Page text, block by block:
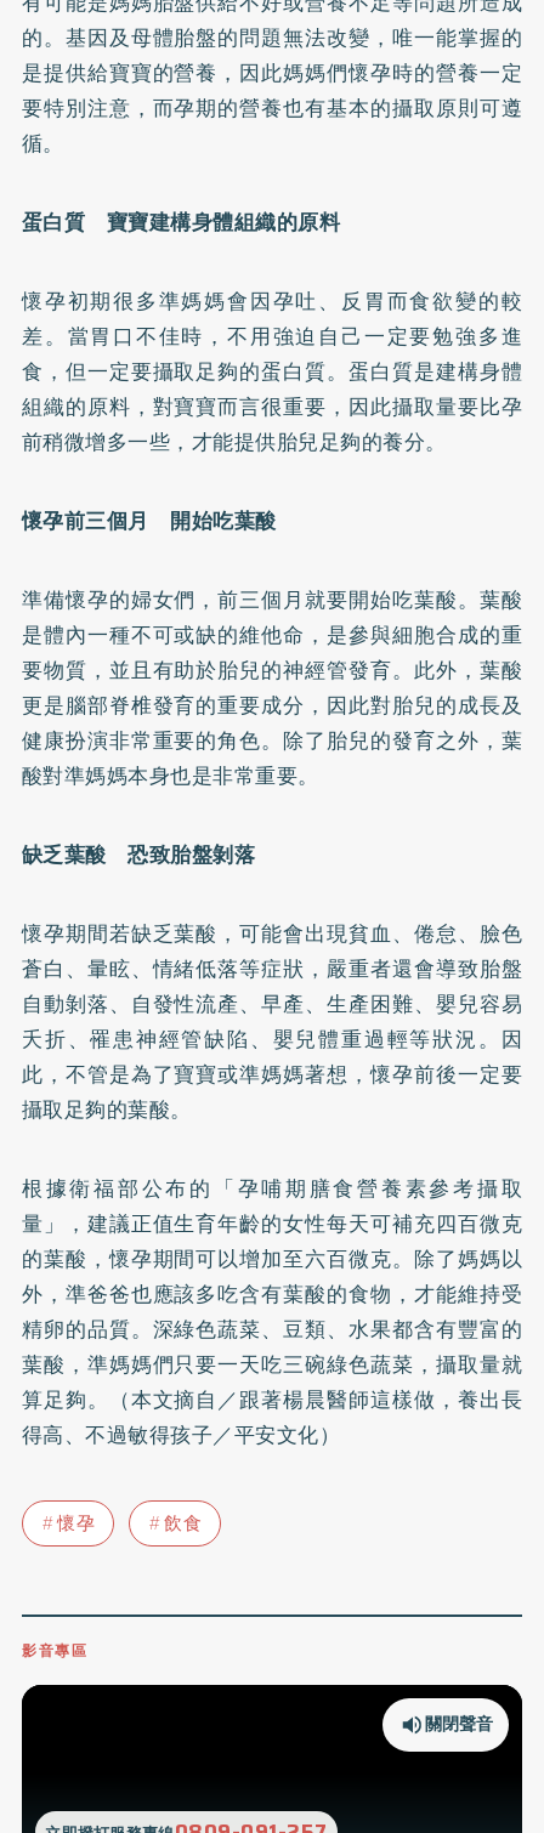
的。基因及母體胎盤的問題無法改變，唯一能掌握的
是提供給寶寶的營養，因此媽媽們懷孕時的營養一定
要特別注意，而孕期的營養也有基本的攝取原則可遵
循。
蛋白質 寶寶建構身體組織的原料
懷孕初期很多準媽媽會因孕吐、反胃而食欲變的較
差。當胃口不佳時，不用強迫自己一定要勉強多進
食，但一定要攝取足夠的蛋白質。蛋白質是建構身體
組織的原料，對寶寶而言很重要，因此攝取量要比孕
前稍微增多一些，才能提供胎兒足夠的養分。
懷孕前三個月 開始吃葉酸
準備懷孕的婦女們，前三個月就要開始吃葉酸。葉酸
是體內一種不可或缺的維他命，是參與細胞合成的重
要物質，並且有助於胎兒的神經管發育。此外，葉酸
更是腦部脊椎發育的重要成分，因此對胎兒的成長及
健康扮演非常重要的角色。除了胎兒的發育之外，葉
酸對準媽媽本身也是非常重要。
缺乏葉酸 恐致胎盤剝落
懷孕期間若缺乏葉酸，可能會出現貧血、倦怠、臉色
蒼白、暈眩、情緒低落等症狀，嚴重者還會導致胎盤
自動剝落、自發性流產、早產、生產困難、嬰兒容易
夭折、罹患神經管缺陷、嬰兒體重過輕等狀況。因
此，不管是為了寶寶或準媽媽著想，懷孕前後一定要
攝取足夠的葉酸。
根據衛福部公布的「孕哺期膳食營養素參考攝取
量」，建議正值生育年齡的女性每天可補充四百微克
的葉酸，懷孕期間可以增加至六百微克。除了媽媽以
外，準爸爸也應該多吃含有葉酸的食物，才能維持受
精卵的品質。深綠色蔬菜、豆類、水果都含有豐富的
葉酸，準媽媽們只要一天吃三碗綠色蔬菜，攝取量就
算足夠。（本文摘自／跟著楊晨醫師這樣做，養出長
得高、不過敏得孩子／平安文化）
懷孕 飲食
影音專區
關閉聲音